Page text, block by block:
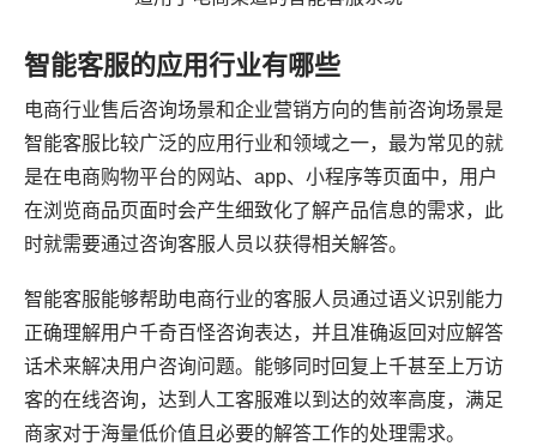
智能客服的应用行业有哪些
电商行业售后咨询场景和企业营销方向的售前咨询场景是
智能客服比较广泛的应用行业和领域之一，最为常见的就
是在电商购物平台的网站、app、小程序等页面中，用户
在浏览商品页面时会产生细致化了解产品信息的需求，此
时就需要通过咨询客服人员以获得相关解答。
智能客服能够帮助电商行业的客服人员通过语义识别能力
正确理解用户千奇百怪咨询表达，并且准确返回对应解答
话术来解决用户咨询问题。能够同时回复上千甚至上万访
客的在线咨询，达到人工客服难以到达的效率高度，满足
商家对于海量低价值且必要的解答工作的处理需求。